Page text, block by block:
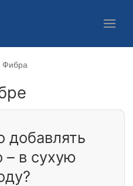
Фибра
добавлять
– в сухую